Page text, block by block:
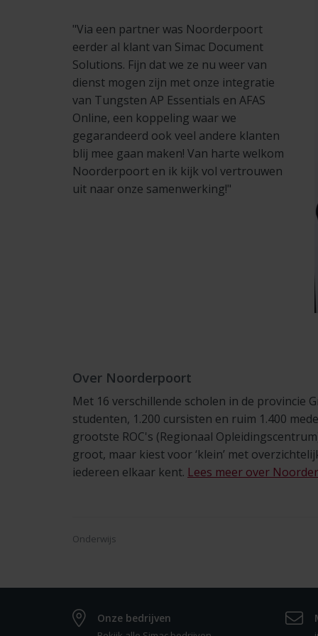
"Via een partner was Noorderpoort
eerder al klant van Simac Document
Solutions. Fijn dat we ze nu weer van
dienst mogen zijn met onze integratie
van Tungsten AP Essentials en AFAS
Online, een koppeling waar we
gegarandeerd ook veel andere klanten
blij mee gaan maken! Van harte welkom
Noorderpoort en ik kijk vol vertrouwen
uit naar onze samenwerking!"
Over Noorderpoort
Met 16 verschillende scholen in de provincie
studenten, 1.200 cursisten en ruim 1.400
grootste ROC's (Regionaal
groot, maar kiest voor ‘klein’ met
iedereen elkaar kent. Lees meer over
Onderwijs
Onze bedrijven